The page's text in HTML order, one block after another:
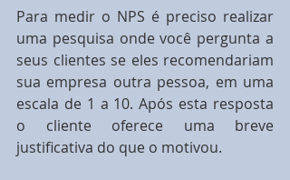
Para medir o NPS é preciso realizar
uma pesquisa onde você pergunta a
seus clientes se eles recomendariam
sua empresa outra pessoa, em uma
escala de 1 a 10. Após esta resposta
o cliente oferece uma breve
justificativa do que o motivou.